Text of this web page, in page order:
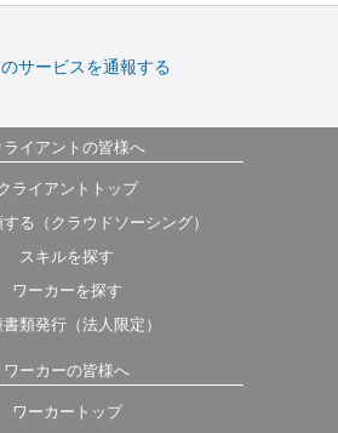
のサービスを通報する
ライアントの皆様へ
ライアントトップ
る（クラウドソーシング）
スキルを探す
ワーカーを探す
類発行（法人限定）
ワーカーの皆様へ
ワーカートップ